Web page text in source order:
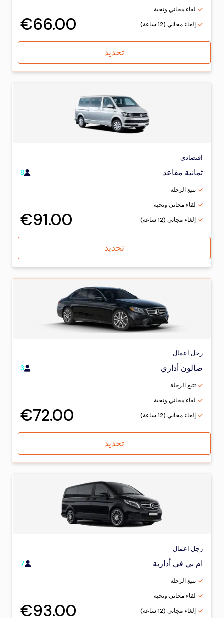
لقاء مجاني وتحية
إلغاء مجاني (12 ساعة)
€66.00
تحديد
اقتصادي
ثمانية مقاعد 8
تتبع الرحلة
لقاء مجاني وتحية
إلغاء مجاني (12 ساعة)
€91.00
تحديد
رجل اعمال
صالون أداري 3
تتبع الرحلة
لقاء مجاني وتحية
إلغاء مجاني (12 ساعة)
€72.00
تحديد
رجل اعمال
ام بي في أدارية 7
تتبع الرحلة
لقاء مجاني وتحية
إلغاء مجاني (12 ساعة)
€93.00